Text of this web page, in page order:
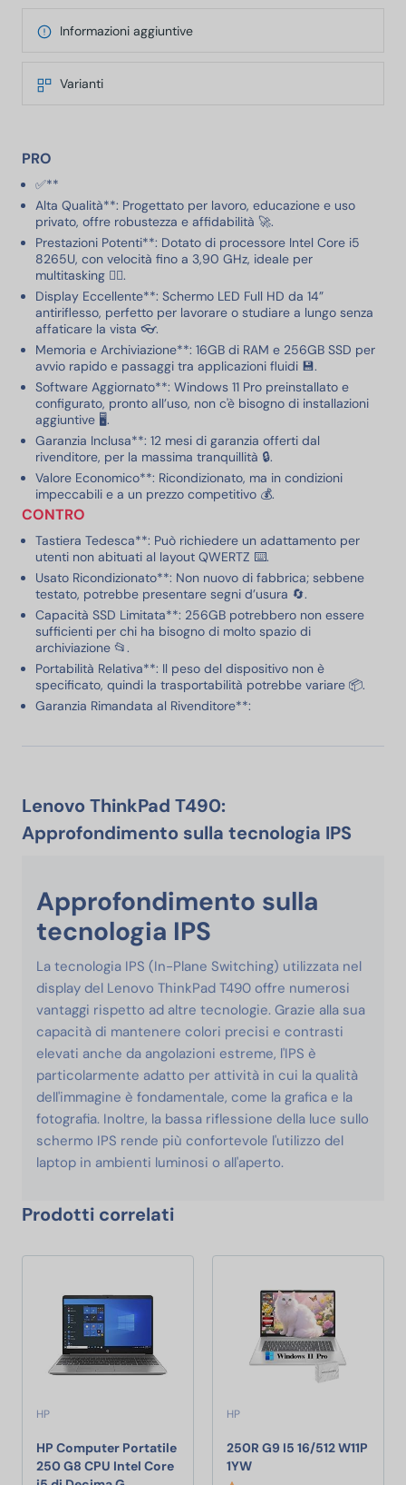
Informazioni aggiuntive
Varianti
PRO
✅**
Alta Qualità**: Progettato per lavoro, educazione e uso
privato, offre robustezza e affidabilità 🚀.
Prestazioni Potenti**: Dotato di processore Intel Core i5
8265U, con velocità fino a 3,90 GHz, ideale per
multitasking 🏃‍♂️.
Display Eccellente**: Schermo LED Full HD da 14”
antiriflesso, perfetto per lavorare o studiare a lungo senza
affaticare la vista 👓.
Memoria e Archiviazione**: 16GB di RAM e 256GB SSD per
avvio rapido e passaggi tra applicazioni fluidi 💾.
Software Aggiornato**: Windows 11 Pro preinstallato e
configurato, pronto all’uso, non c'è bisogno di installazioni
aggiuntive 🖥️.
Garanzia Inclusa**: 12 mesi di garanzia offerti dal
rivenditore, per la massima tranquillità 🔒.
Valore Economico**: Ricondizionato, ma in condizioni
impeccabili e a un prezzo competitivo 💰.
CONTRO
Tastiera Tedesca**: Può richiedere un adattamento per
utenti non abituati al layout QWERTZ ⌨️.
Usato Ricondizionato**: Non nuovo di fabbrica; sebbene
testato, potrebbe presentare segni d’usura 🔄.
Capacità SSD Limitata**: 256GB potrebbero non essere
sufficienti per chi ha bisogno di molto spazio di
archiviazione 📂.
Portabilità Relativa**: Il peso del dispositivo non è
specificato, quindi la trasportabilità potrebbe variare 📦.
Garanzia Rimandata al Rivenditore**:
Lenovo ThinkPad T490:
Approfondimento sulla tecnologia IPS
Approfondimento sulla
tecnologia IPS
La tecnologia IPS (In-Plane Switching) utilizzata nel
display del Lenovo ThinkPad T490 offre numerosi
vantaggi rispetto ad altre tecnologie. Grazie alla sua
capacità di mantenere colori precisi e contrasti
elevati anche da angolazioni estreme, l'IPS è
particolarmente adatto per attività in cui la qualità
dell'immagine è fondamentale, come la grafica e la
fotografia. Inoltre, la bassa riflessione della luce sullo
schermo IPS rende più confortevole l'utilizzo del
laptop in ambienti luminosi o all'aperto.
Prodotti correlati
HP
HP Computer Portatile
250 G8 CPU Intel Core
HP
250R G9 I5 16/512 W11P
1YW250R G9 I5 16/512 W11P